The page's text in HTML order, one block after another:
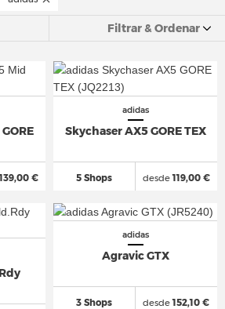
Filtrar & Ordenar
€
adidas
Skychaser AX5 GORE TEX
5 Shops desde119,00 €
adidas
Agravic GTX
3 Shops desde152,10 €